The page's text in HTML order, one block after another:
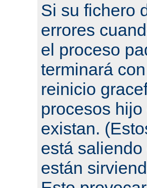
Si su fichero
errores
el proceso
terminará
reinicio
procesos
existan.
está
están